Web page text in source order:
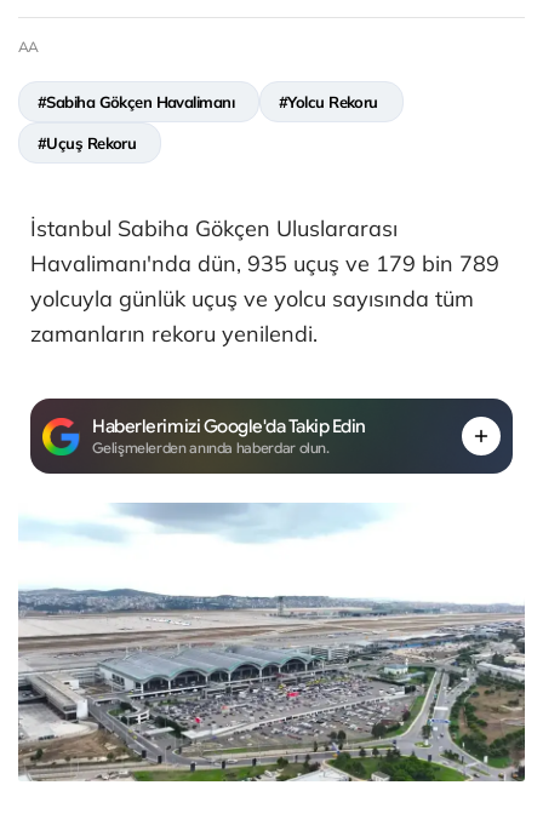
AA
#Sabiha Gökçen Havalimanı #Yolcu Rekoru
#Uçuş Rekoru
İstanbul Sabiha Gökçen Uluslararası
Havalimanı'nda dün, 935 uçuş ve 179 bin 789
yolcuyla günlük uçuş ve yolcu sayısında tüm
zamanların rekoru yenilendi.
Haberlerimizi Google'da Takip Edin
Gelişmelerden anında haberdar olun.